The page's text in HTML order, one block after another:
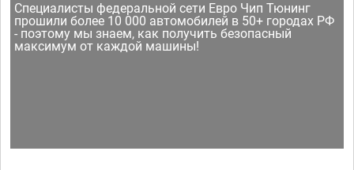
Специалисты федеральной сети Евро Чип Тюнинг
прошили более 10 000 автомобилей в 50+ городах РФ
- поэтому мы знаем, как получить безопасный
максимум от каждой машины!